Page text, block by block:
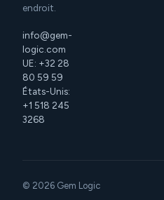
endroit.
info@gem-
logic.com
UE: +32 28
80 59 59
États-Unis:
+1 518 245
3268
© 2026 Gem Logic